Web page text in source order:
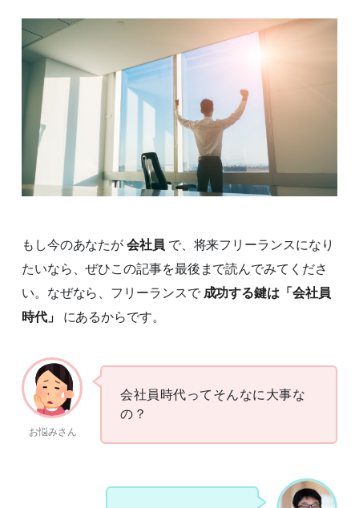
もし今のあなたが会社員 で、将来フリーランスになり
たいなら、ぜひこの記事を最後まで読んでみてくださ
い。なぜなら、フリーランスで 成功する鍵は「会社員
時代」
にあるからです。
お悩みさん
会社員時代ってそんなに大事な
の？